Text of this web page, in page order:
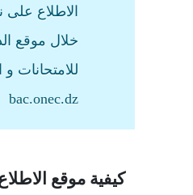
الاطلاع على
خلال موقع
للامتحانات
bac.onec.dz
كيفية موقع